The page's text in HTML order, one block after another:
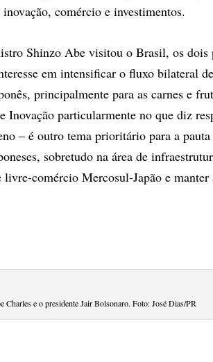
comércio e investimentos.
Shinzo Abe visitou o Brasil, os dois
em intensificar o fluxo bilateral
principalmente para as carnes e
Inovação particularmente no que diz
– é outro tema prioritário para a
sobretudo na área de
comércio Mercosul-Japão e manter
Charles e o presidente Jair Bolsonaro. Foto: José Dias/PR